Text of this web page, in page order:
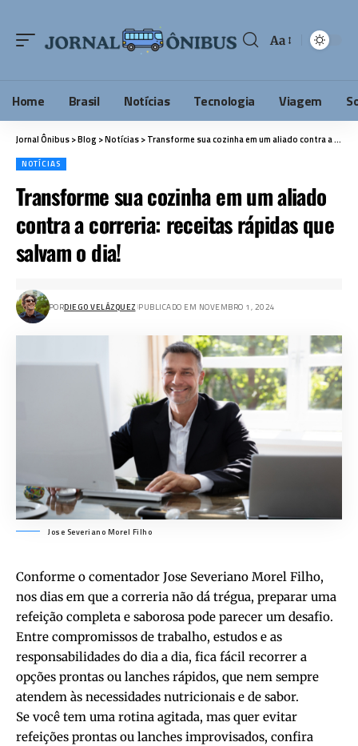
Aa
Home Brasil Notícias Tecnologia Viagem
Jornal Ônibus>Blog >Notícias>Transforme sua cozinha em um aliado contra a correria: receitas rápidas que salvam o dia!
NOTÍCIAS
Transforme sua cozinha em um aliado
contra a correria: receitas rápidas que
salvam o dia!
PORDIEGO VELÁZQUEZ PUBLICADO EM NOVEMBRO 1, 2024
Jose Severiano Morel Filho
Conforme o comentador Jose Severiano Morel Filho,
nos dias em que a correria não dá trégua, preparar uma
refeição completa e saborosa pode parecer um desafio.
Entre compromissos de trabalho, estudos e as
responsabilidades do dia a dia, fica fácil recorrer a
opções prontas ou lanches rápidos, que nem sempre
atendem às necessidades nutricionais e de sabor.
Se você tem uma rotina agitada, mas quer evitar
refeições prontas ou lanches improvisados, confira